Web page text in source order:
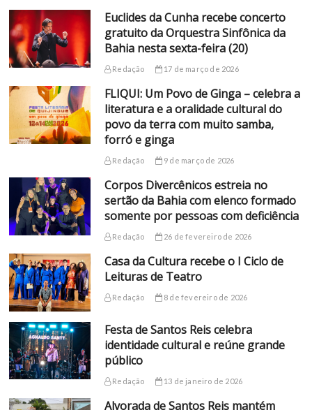
Euclides da Cunha recebe concerto
gratuito da Orquestra Sinfônica da
Bahia nesta sexta-feira (20)
Redação 17 de março de 2026
FLIQUI: Um Povo de Ginga – celebra a
literatura e a oralidade cultural do
povo da terra com muito samba,
forró e ginga
Redação 9 de março de 2026
Corpos Divercênicos estreia no
sertão da Bahia com elenco formado
somente por pessoas com deficiência
Redação 26 de fevereiro de 2026
Casa da Cultura recebe o I Ciclo de
Leituras de Teatro
Redação 8 de fevereiro de 2026
Festa de Santos Reis celebra
identidade cultural e reúne grande
público
Redação 13 de janeiro de 2026
Alvorada de Santos Reis mantém